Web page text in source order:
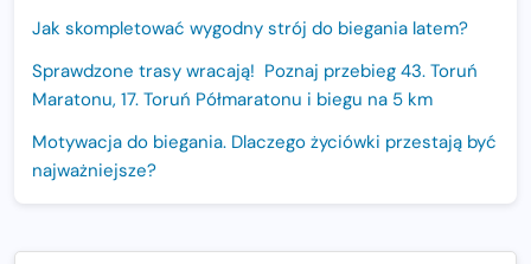
Jak skompletować wygodny strój do biegania latem?
Sprawdzone trasy wracają! Poznaj przebieg 43. Toruń
Maratonu, 17. Toruń Półmaratonu i biegu na 5 km
Motywacja do biegania. Dlaczego życiówki przestają być
najważniejsze?